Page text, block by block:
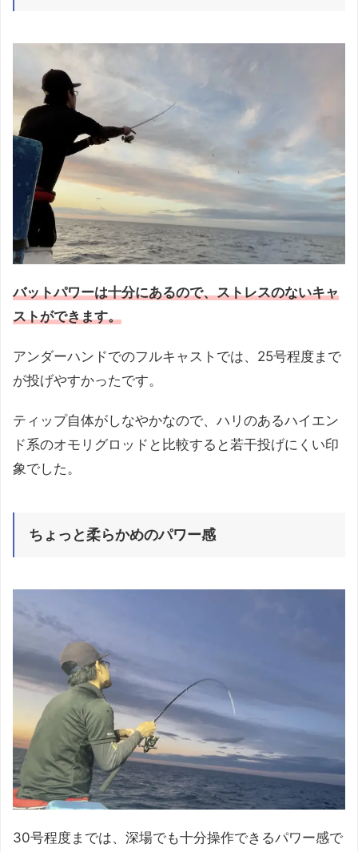
バットパワーは十分にあるので、ストレスのないキャ
ストができます。
アンダーハンドでのフルキャストでは、25号程度まで
が投げやすかったです。
ティップ自体がしなやかなので、ハリのあるハイエン
ド系のオモリグロッドと比較すると若干投げにくい印
象でした。
ちょっと柔らかめのパワー感
30号程度までは、深場でも十分操作できるパワー感で